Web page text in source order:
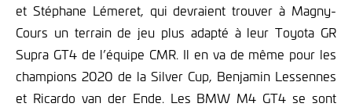
et Stéphane Lémeret, qui devraient trouver à Magny-
Cours un terrain de jeu plus adapté à leur Toyota GR
Supra GT4 de l’équipe CMR. Il en va de même pour les
champions 2020 de la Silver Cup, Benjamin Lessennes
et Ricardo van der Ende. Les BMW M4 GT4 se sont